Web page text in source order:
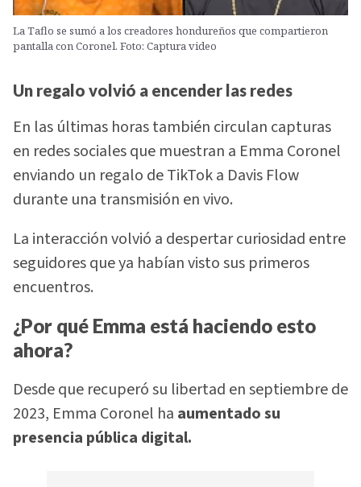
La Taflo se sumó a los creadores hondureños que compartieron
pantalla con Coronel. Foto: Captura video
Un regalo volvió a encender las redes
En las últimas horas también circulan capturas
en redes sociales que muestran a Emma Coronel
enviando un regalo de TikTok a Davis Flow
durante una transmisión en vivo.
La interacción volvió a despertar curiosidad entre
seguidores que ya habían visto sus primeros
encuentros.
¿Por qué Emma está haciendo esto
ahora?
Desde que recuperó su libertad en septiembre de
2023, Emma Coronel ha aumentado su
presencia pública digital.